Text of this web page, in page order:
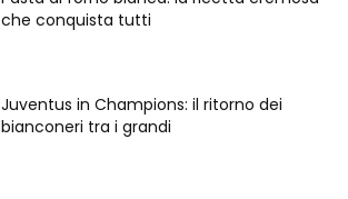
che conquista tutti
Juventus in Champions: il ritorno dei
bianconeri tra i grandi